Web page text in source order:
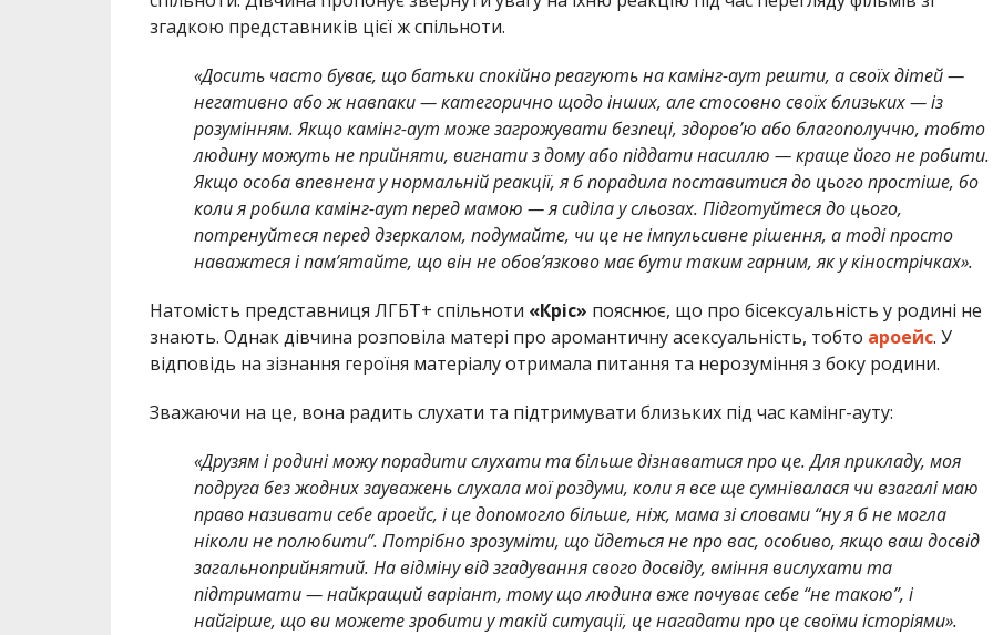
згадкою представників цієї ж спільноти.
«Досить часто буває, що батьки спокійно реагують на камінг-аут решти, а своїх дітей —
негативно або ж навпаки — категорично щодо інших, але стосовно своїх близьких — із
розумінням. Якщо камінг-аут може загрожувати безпеці, здоров’ю або благополуччю, тобто
людину можуть не прийняти, вигнати з дому або піддати насиллю — краще його не робити.
Якщо особа впевнена у нормальній реакції, я б порадила поставитися до цього простіше, бо
коли я робила камінг-аут перед мамою — я сиділа у сльозах. Підготуйтеся до цього,
потренуйтеся перед дзеркалом, подумайте, чи це не імпульсивне рішення, а тоді просто
наважтеся і пам’ятайте, що він не обов’язково має бути таким гарним, як у кінострічках».
Натомість представниця ЛГБТ+ спільноти «Кріс» пояснює, що про бісексуальність у родині не
знають. Однак дівчина розповіла матері про аромантичну асексуальність, тобто ароейс. У
відповідь на зізнання героїня матеріалу отримала питання та нерозуміння з боку родини.
Зважаючи на це, вона радить слухати та підтримувати близьких під час камінг-ауту:
«Друзям і родині можу порадити слухати та більше дізнаватися про це. Для прикладу, моя
подруга без жодних зауважень слухала мої роздуми, коли я все ще сумнівалася чи взагалі маю
право називати себе ароейс, і це допомогло більше, ніж, мама зі словами “ну я б не могла
ніколи не полюбити”. Потрібно зрозуміти, що йдеться не про вас, особиво, якщо ваш досвід
загальноприйнятий. На відміну від згадування свого досвіду, вміння вислухати та
підтримати — найкращий варіант, тому що людина вже почуває себе “не такою”, і
найгірше, що ви можете зробити у такій ситуації, це нагадати про це своїми історіями».